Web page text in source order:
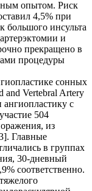
опытом. Риск
4,5% при
большого инсульта
и
прекращено в
процедуры
сонных
and Vertebral Artery
с
504
из
Главные
в группах
30-дневный
соответственно.